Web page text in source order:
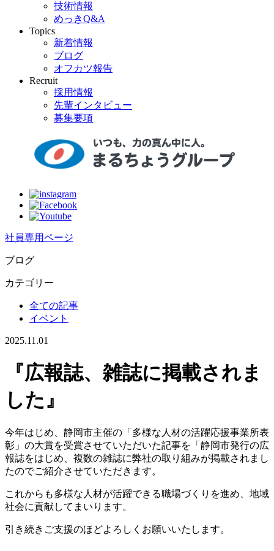
技術情報
めっきQ&A
Topics
新着情報
ブログ
オフカツ報告
Recruit
採用情報
先輩インタビュー
募集要項
社員専用ページ
ブログ
カテゴリー
全ての記事
イベント
2025.11.01
『広報誌、雑誌に掲載されま
した』
今年はじめ、静岡市主催の「多様な人材の活躍応援事業所表
彰」の大賞を受賞させていただいた記事を「静岡市発行の広
報誌をはじめ、複数の雑誌に弊社の取り組みが掲載されまし
たのでご紹介させていただきます。
これからも多様な人材が活躍できる職場づくりを進め、地域
社会に貢献してまいります。
引き続きご支援のほどよろしくお願いいたします。